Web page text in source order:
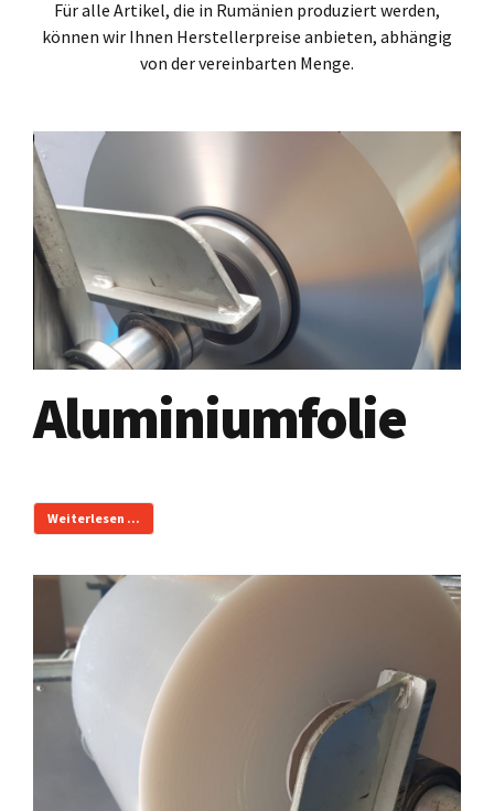
Für alle Artikel, die in Rumänien produziert werden,
können wir Ihnen Herstellerpreise anbieten, abhängig
von der vereinbarten Menge.
Aluminiumfolie
Weiterlesen ...